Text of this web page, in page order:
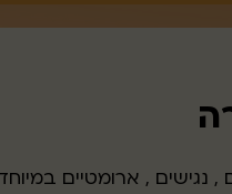
, נגישים , ארומטיים